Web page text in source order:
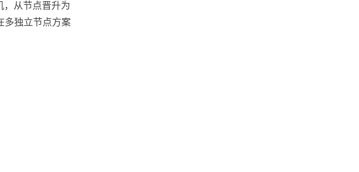
，从节点晋升为
多独立节点方案